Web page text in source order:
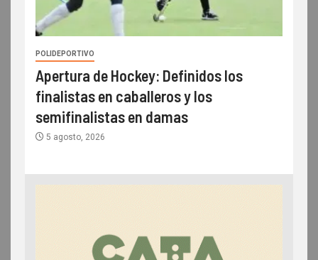
POLIDEPORTIVO
Apertura de Hockey: Definidos los
finalistas en caballeros y los
semifinalistas en damas
5 agosto, 2026